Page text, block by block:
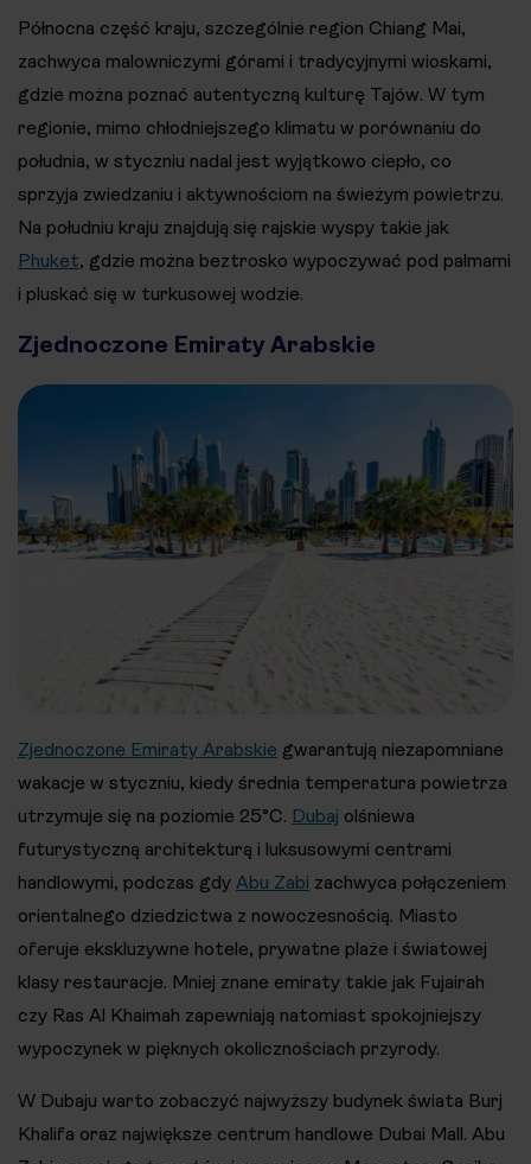
Północna część kraju, szczególnie region Chiang Mai,
zachwyca malowniczymi górami i tradycyjnymi wioskami,
gdzie można poznać autentyczną kulturę Tajów. W tym
regionie, mimo chłodniejszego klimatu w porównaniu do
południa, w styczniu nadal jest wyjątkowo ciepło, co
sprzyja zwiedzaniu i aktywnościom na świeżym powietrzu.
Na południu kraju znajdują się rajskie wyspy takie jak
Phuket, gdzie można beztrosko wypoczywać pod palmami
i pluskać się w turkusowej wodzie.
Zjednoczone Emiraty Arabskie
Zjednoczone Emiraty Arabskie gwarantują niezapomniane
wakacje w styczniu, kiedy średnia temperatura powietrza
utrzymuje się na poziomie 25°C. Dubaj olśniewa
futurystyczną architekturą i luksusowymi centrami
handlowymi, podczas gdy Abu Zabi zachwyca połączeniem
orientalnego dziedzictwa z nowoczesnością. Miasto
oferuje ekskluzywne hotele, prywatne plaże i światowej
klasy restauracje. Mniej znane emiraty takie jak Fujairah
czy Ras Al Khaimah zapewniają natomiast spokojniejszy
wypoczynek w pięknych okolicznościach przyrody.
W Dubaju warto zobaczyć najwyższy budynek świata Burj
Khalifa oraz największe centrum handlowe Dubai Mall. Abu